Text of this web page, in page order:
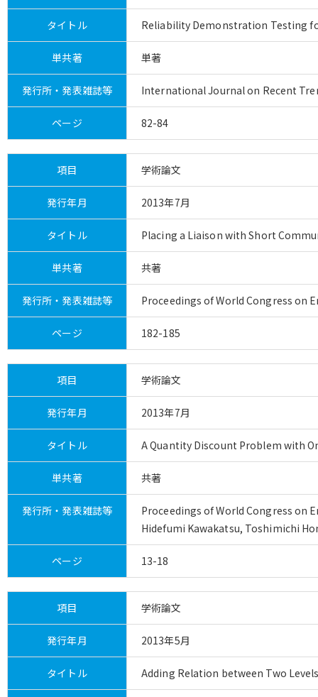
タイトル Reliability Demonstration Testing
単共著 単著
発行所・発表雑誌等 International Journal on Recent
ページ 82-84
項目 学術論文
発行年月 2013年7月
タイトル Placing a Liaison with Short
単共著 共著
発行所・発表雑誌等 Proceedings of World Congress on
ページ 182-185
項目 学術論文
発行年月 2013年7月
タイトル A Quantity Discount Problem with
単共著 共著
発行所・発表雑誌等
Proceedings of World Congress on
Hidefumi Kawakatsu, Toshimichi
ページ 13-18
項目 学術論文
発行年月 2013年5月
タイトル Adding Relation between Two